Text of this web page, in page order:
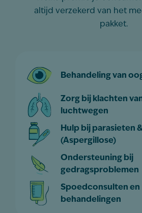
altijd verzekerd van het
pakket.
Behandeling van
Zorg bij klachten
luchtwegen
Hulp bij parasieten
(Aspergillose)
Ondersteuning bij
gedragsproblemen
Spoedconsulten en
behandelingen